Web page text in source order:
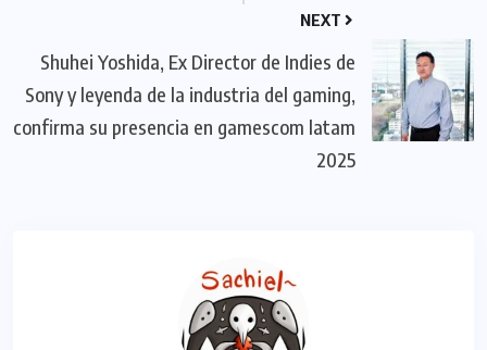
NEXT
Shuhei Yoshida, Ex Director de Indies de
Sony y leyenda de la industria del gaming,
confirma su presencia en gamescom latam
2025